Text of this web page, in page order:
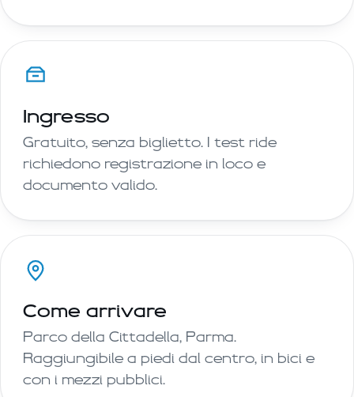
Ingresso
Gratuito, senza biglietto. I test ride
richiedono registrazione in loco e
documento valido.
Come arrivare
Parco della Cittadella, Parma.
Raggiungibile a piedi dal centro, in bici e
con i mezzi pubblici.